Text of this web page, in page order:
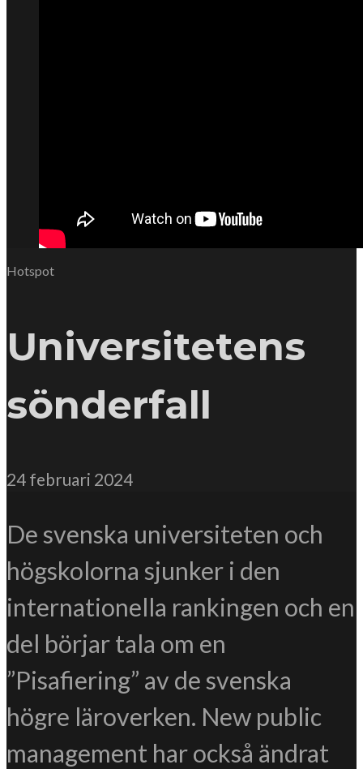
Hotspot
Universitetens
sönderfall
24 februari 2024
De svenska universiteten och
högskolorna sjunker i den
internationella rankingen och en
del börjar tala om en
”Pisafiering” av de svenska
högre läroverken. New public
management har också ändrat